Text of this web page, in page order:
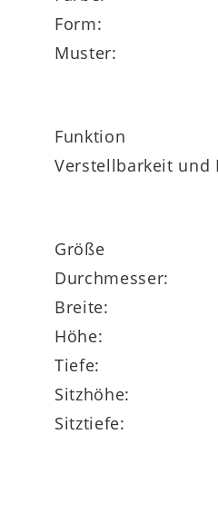
Form:
Muster:
Funktion
Verstellbarkeit und
Größe
Durchmesser:
Breite:
Höhe:
Tiefe:
Sitzhöhe:
Sitztiefe: